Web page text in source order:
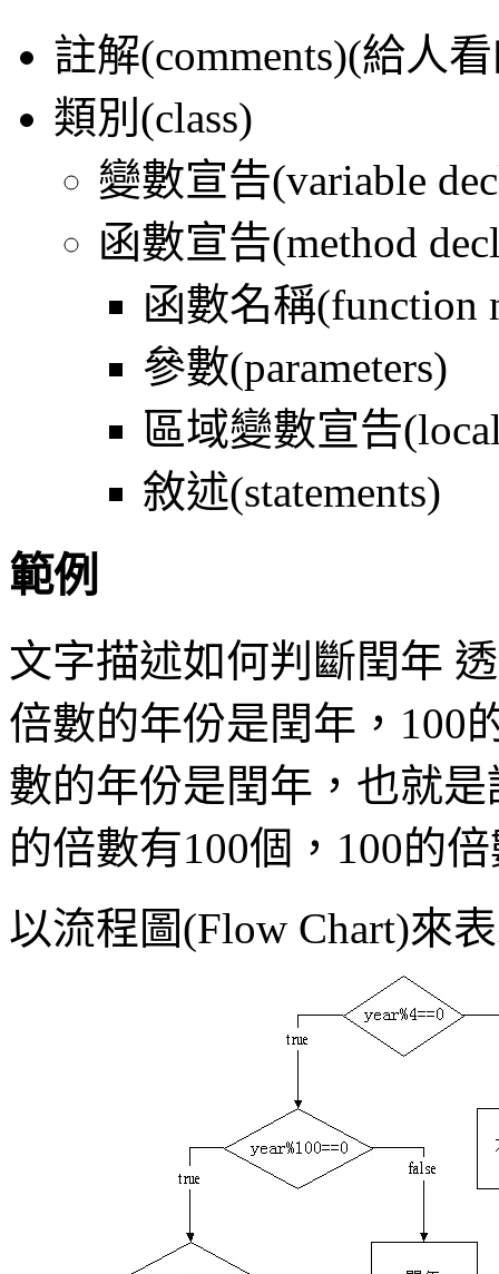
註解(comments)(給人
類別(class)
變數宣告(variable
函數宣告(method
函數名稱(function
參數(parameters)
區域變數宣告
敘述(statements)
範例
文字描述如何判斷閏年
倍數的年份是閏年，100
數的年份是閏年，也就
的倍數有100個，100的
以流程圖(Flow Chart)來